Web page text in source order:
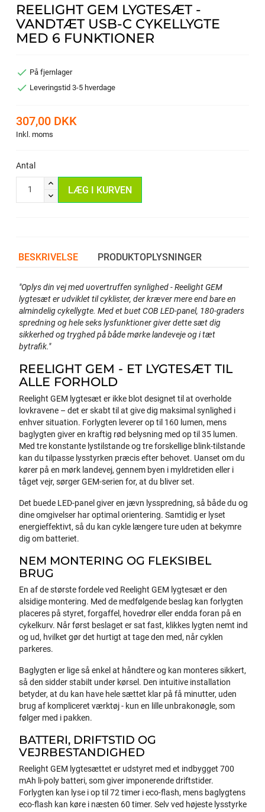
REELIGHT GEM LYGTESÆT -
VANDTÆT USB-C CYKELLYGTE
MED 6 FUNKTIONER
 På fjernlager
 Leveringstid 3-5 hverdage
307,00 DKK
Inkl. moms
Antal
LÆG I KURVEN
BESKRIVELSE PRODUKTOPLYSNINGER
"Oplys din vej med uovertruffen synlighed - Reelight GEM
lygtesæt er udviklet til cyklister, der kræver mere end bare en
almindelig cykellygte. Med et buet COB LED-panel, 180-graders
spredning og hele seks lysfunktioner giver dette sæt dig
sikkerhed og tryghed på både mørke landeveje og i tæt
bytrafik."
REELIGHT GEM - ET LYGTESÆT TIL
ALLE FORHOLD
Reelight GEM lygtesæt er ikke blot designet til at overholde
lovkravene – det er skabt til at give dig maksimal synlighed i
enhver situation. Forlygten leverer op til 160 lumen, mens
baglygten giver en kraftig rød belysning med op til 35 lumen.
Med tre konstante lystilstande og tre forskellige blink-tilstande
kan du tilpasse lysstyrken præcis efter behovet. Uanset om du
kører på en mørk landevej, gennem byen i myldretiden eller i
tåget vejr, sørger GEM-serien for, at du bliver set.
Det buede LED-panel giver en jævn lysspredning, så både du og
dine omgivelser har optimal orientering. Samtidig er lyset
energieffektivt, så du kan cykle længere ture uden at bekymre
dig om batteriet.
NEM MONTERING OG FLEKSIBEL
BRUG
En af de største fordele ved Reelight GEM lygtesæt er den
alsidige montering. Med de medfølgende beslag kan forlygten
placeres på styret, forgaffel, hovedrør eller endda foran på en
cykelkurv. Når først beslaget er sat fast, klikkes lygten nemt ind
og ud, hvilket gør det hurtigt at tage den med, når cyklen
parkeres.
Baglygten er lige så enkel at håndtere og kan monteres sikkert,
så den sidder stabilt under kørsel. Den intuitive installation
betyder, at du kan have hele sættet klar på få minutter, uden
brug af kompliceret værktøj - kun en lille unbrakonøgle, som
følger med i pakken.
BATTERI, DRIFTSTID OG
VEJRBESTANDIGHED
Reelight GEM lygtesættet er udstyret med et indbygget 700
mAh li-poly batteri, som giver imponerende driftstider.
Forlygten kan lyse i op til 72 timer i eco-flash, mens baglygtens
eco-flash kan køre i næsten 60 timer. Selv ved højeste lysstyrke